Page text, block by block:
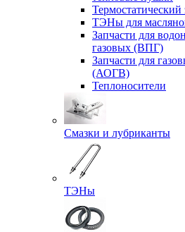
Термостатический
ТЭНы для
Запчасти для
газовых (ВПГ)
Запчасти для
(АОГВ)
Теплоносители
Смазки и лубриканты
ТЭНы